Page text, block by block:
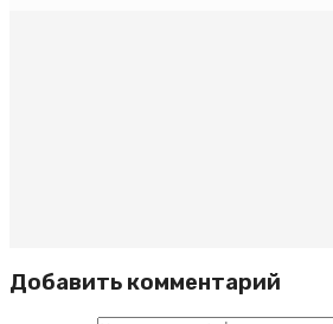
Добавить комментарий